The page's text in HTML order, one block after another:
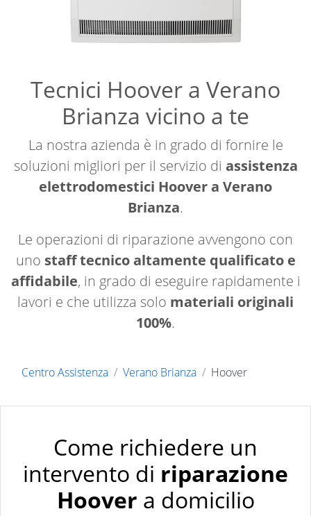
Tecnici Hoover a Verano
Brianza vicino a te
La nostra azienda è in grado di fornire le
soluzioni migliori per il servizio di assistenza
elettrodomestici Hoover a Verano
Brianza.
Le operazioni di riparazione avvengono con
uno staff tecnico altamente qualificato e
affidabile, in grado di eseguire rapidamente i
lavori e che utilizza solo materiali originali
100%.
Centro Assistenza Verano Brianza Hoover
Come richiedere un
intervento di riparazione
Hoover a domicilio